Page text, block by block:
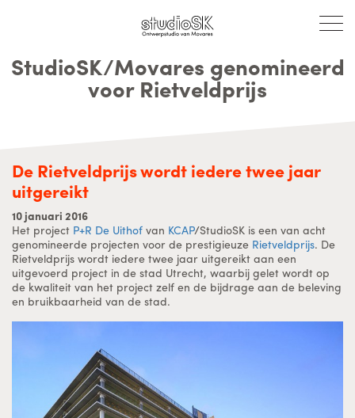
StudioSK/Movares genomineerd
voor Rietveldprijs
De Rietveldprijs wordt iedere twee jaar
uitgereikt
10 januari 2016
Het project P+R De Uithof van KCAP/StudioSK is een van acht
genomineerde projecten voor de prestigieuze Rietveldprijs. De
Rietveldprijs wordt iedere twee jaar uitgereikt aan een
uitgevoerd project in de stad Utrecht, waarbij gelet wordt op
de kwaliteit van het project zelf en de bijdrage aan de beleving
en bruikbaarheid van de stad.